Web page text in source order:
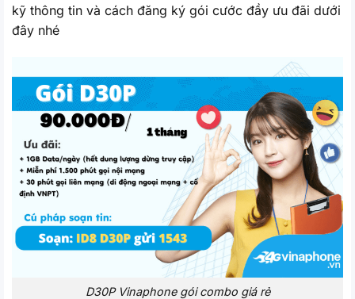
kỹ thông tin và cách đăng ký gói cước đầy ưu đãi dưới
đây nhé
D30P Vinaphone gói combo giá rẻ